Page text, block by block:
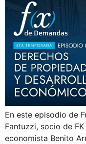
En este episodio de
Fantuzzi, socio de
economista Benito